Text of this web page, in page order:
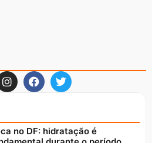
no DF: hidratação é